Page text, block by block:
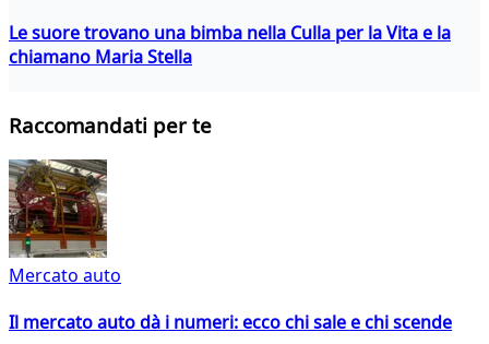
Le suore trovano una bimba nella Culla per la Vita e la
chiamano Maria Stella
Raccomandati per te
Mercato auto
Il mercato auto dà i numeri: ecco chi sale e chi scende